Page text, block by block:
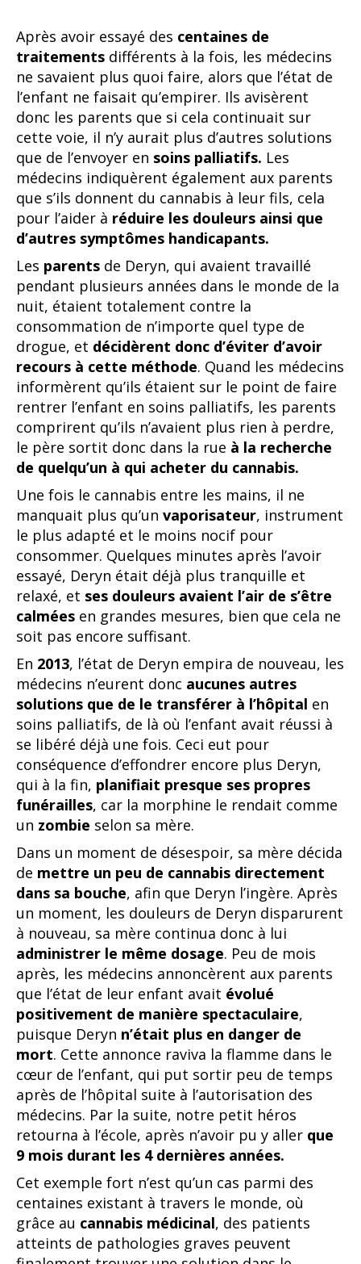
Après avoir essayé des centaines de
traitements différents à la fois, les médecins
ne savaient plus quoi faire, alors que l’état de
l’enfant ne faisait qu’empirer. Ils avisèrent
donc les parents que si cela continuait sur
cette voie, il n’y aurait plus d’autres solutions
que de l’envoyer en soins palliatifs. Les
médecins indiquèrent également aux parents
que s’ils donnent du cannabis à leur fils, cela
pour l’aider à réduire les douleurs ainsi que
d’autres symptômes handicapants.
Les parents de Deryn, qui avaient travaillé
pendant plusieurs années dans le monde de la
nuit, étaient totalement contre la
consommation de n’importe quel type de
drogue, et décidèrent donc d’éviter d’avoir
recours à cette méthode. Quand les médecins
informèrent qu’ils étaient sur le point de faire
rentrer l’enfant en soins palliatifs, les parents
comprirent qu’ils n’avaient plus rien à perdre,
le père sortit donc dans la rue à la recherche
de quelqu’un à qui acheter du cannabis.
Une fois le cannabis entre les mains, il ne
manquait plus qu’un vaporisateur, instrument
le plus adapté et le moins nocif pour
consommer. Quelques minutes après l’avoir
essayé, Deryn était déjà plus tranquille et
relaxé, et ses douleurs avaient l’air de s’être
calmées en grandes mesures, bien que cela ne
soit pas encore suffisant.
En 2013, l’état de Deryn empira de nouveau, les
médecins n’eurent donc aucunes autres
solutions que de le transférer à l’hôpital en
soins palliatifs, de là où l’enfant avait réussi à
se libéré déjà une fois. Ceci eut pour
conséquence d’effondrer encore plus Deryn,
qui à la fin, planifiait presque ses propres
funérailles, car la morphine le rendait comme
un zombie selon sa mère.
Dans un moment de désespoir, sa mère décida
de mettre un peu de cannabis directement
dans sa bouche, afin que Deryn l’ingère. Après
un moment, les douleurs de Deryn disparurent
à nouveau, sa mère continua donc à lui
administrer le même dosage. Peu de mois
après, les médecins annoncèrent aux parents
que l’état de leur enfant avait évolué
positivement de manière spectaculaire,
puisque Deryn n’était plus en danger de
mort. Cette annonce raviva la flamme dans le
cœur de l’enfant, qui put sortir peu de temps
après de l’hôpital suite à l’autorisation des
médecins. Par la suite, notre petit héros
retourna à l’école, après n’avoir pu y aller que
9 mois durant les 4 dernières années.
Cet exemple fort n’est qu’un cas parmi des
centaines existant à travers le monde, où
grâce au cannabis médicinal, des patients
atteints de pathologies graves peuvent